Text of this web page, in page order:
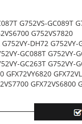
G752VS-GC089T
G752VS7820
DH72
GC088T G752VY-
GC263T G752VY-
GFX72VY6820
GFX72VS6800